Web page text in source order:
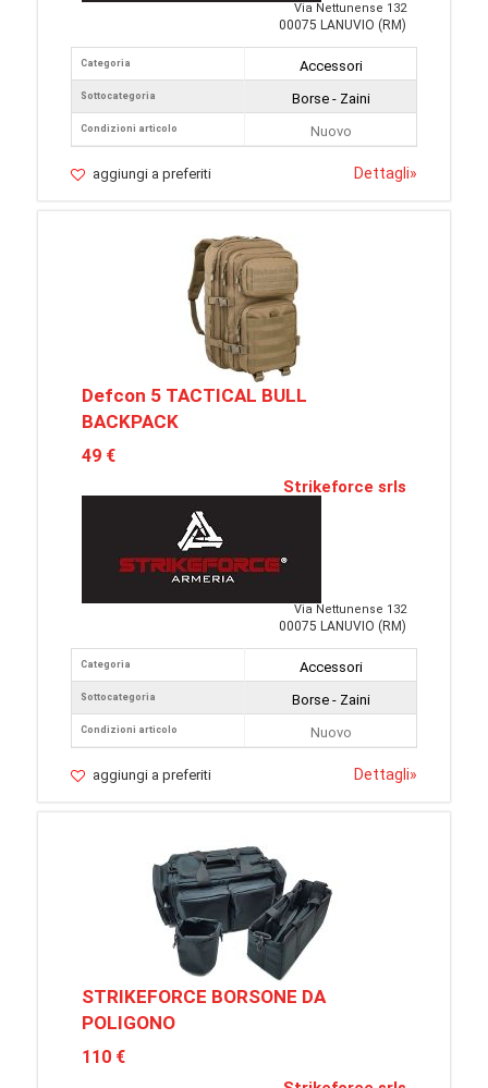
Via Nettunense 132
00075 LANUVIO (RM)
Categoria
Sottocategoria
Condizioni articolo
Accessori
Borse - Zaini
Nuovo
aggiungi a preferiti Dettagli»
Defcon 5 TACTICAL BULL
BACKPACK
49 €
Strikeforce srls
Via Nettunense 132
00075 LANUVIO (RM)
Categoria
Sottocategoria
Condizioni articolo
Accessori
Borse - Zaini
Nuovo
aggiungi a preferiti Dettagli»
STRIKEFORCE BORSONE DA
POLIGONO
110 €